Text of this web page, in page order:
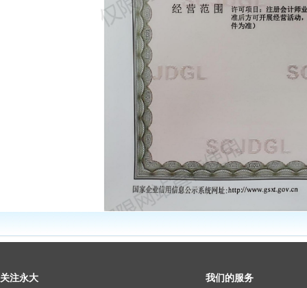
关注永大 我们的服务